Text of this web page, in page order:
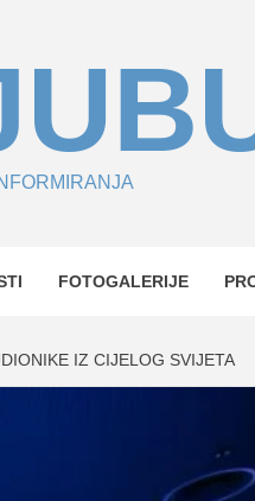
FOTOGALERIJE
IZ CIJELOG SVIJETA